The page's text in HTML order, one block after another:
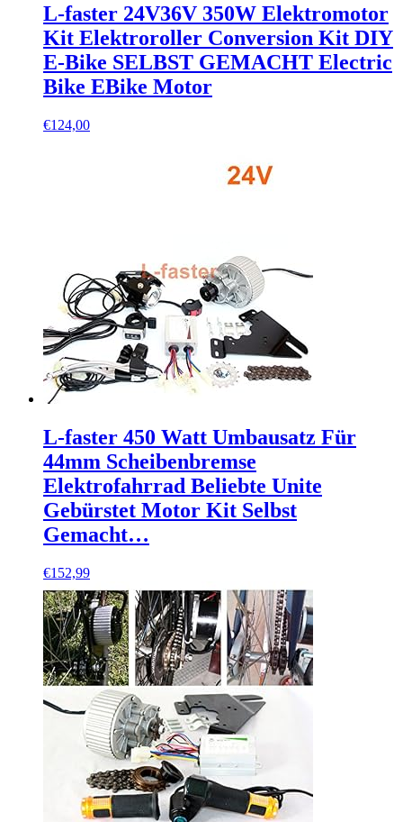
L-faster 24V36V 350W Elektromotor
Kit Elektroroller Conversion Kit DIY
E-Bike SELBST GEMACHT Electric
Bike EBike Motor
€124,00
L-faster 450 Watt Umbausatz Für
44mm Scheibenbremse
Elektrofahrrad Beliebte Unite
Gebürstet Motor Kit Selbst
Gemacht…
€152,99